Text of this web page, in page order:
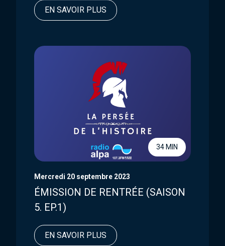
EN SAVOIR PLUS
34 MIN
Mercredi 20 septembre 2023
ÉMISSION DE RENTRÉE (SAISON
5. EP.1)
EN SAVOIR PLUS